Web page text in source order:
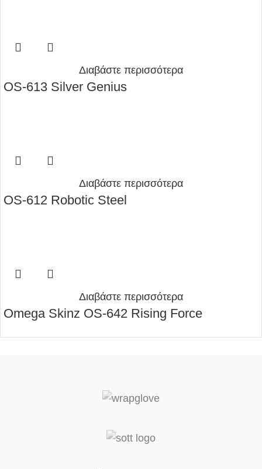
Διαβάστε περισσότερα
OS-613 Silver Genius
Διαβάστε περισσότερα
OS-612 Robotic Steel
Διαβάστε περισσότερα
Omega Skinz OS-642 Rising Force